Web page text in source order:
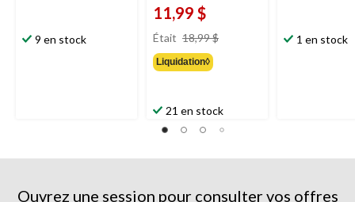
9 en stock
11,99 $
Était 18,99 $
Liquidation◊
21 en stock
1 en stock
Ouvrez une session pour consulter vos offres